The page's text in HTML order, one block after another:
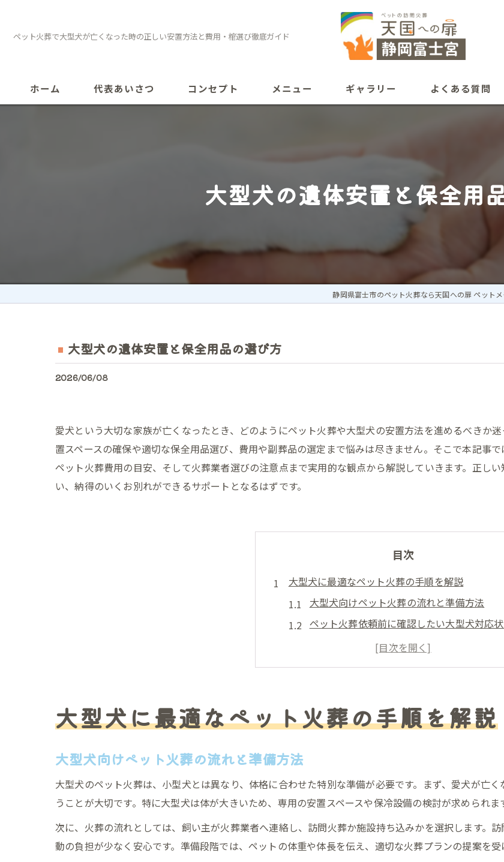
ペット火葬で大型犬が亡くなった時の正しい安置方法と費用・棺選び徹底ガイド
ホーム 代表あいさつ コンセプト メニュー ギャラリー よくある質問
大型犬の遺体安置と保全用
静岡県富士市のペット火葬なら天国への扉 ペット
大型犬の遺体安置と保全用品の選び方
2026/06/08
愛犬という大切な家族が亡くなったとき、どのようにペット火葬や大型犬の安置方法を進めるべきか
置スペースの確保や適切な保全用品選び、費用や副葬品の選定まで悩みは尽きません。そこで本記事
ペット火葬費用の目安、そして火葬業者選びの注意点まで実用的な観点から解説していきます。正し
い、納得のいくお別れができるサポートとなるはずです。
目次
大型犬に最適なペット火葬の手順を解説
大型犬向けペット火葬の流れと準備方法
ペット火葬依頼前に確認したい大型犬対応
体重や体長別に選ぶ大型犬の火葬プラン
大型犬の訪問型ペット火葬のメリットを解説
亡くなった大型犬の安置で注意すべき点
大型犬の遺体を安置する際の適切な準備とは
大型犬の遺体管理で必要な保冷と衛生対策
ペット火葬までの間に守りたい大型犬安置の
ペット火葬費用の相場と大型犬対応例
大型犬ペット火葬費用の相場と内訳を解説
大型犬に最適なペット火葬の手順を解説
大型犬向けペット火葬の流れと準備方法
大型犬のペット火葬は、小型犬とは異なり、体格に合わせた特別な準備が必要です。まず、愛犬が亡
うことが大切です。特に大型犬は体が大きいため、専用の安置スペースや保冷設備の検討が求められま
次に、火葬の流れとしては、飼い主が火葬業者へ連絡し、訪問火葬か施設持ち込みかを選択します。
動の負担が少なく安心です。準備段階では、ペットの体重や体長を伝え、適切な火葬プランの提案を受